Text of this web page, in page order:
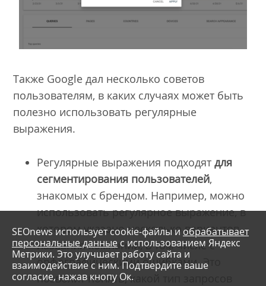
Также Google дал несколько советов
пользователям, в каких случаях может быть
полезно использовать регулярные
выражения.
Регулярные выражения подходятдля
сегментирования пользователей,
знакомых с брендом. Например, можно
использовать регулярное выражение, в
котором указано несколько вариантов
названия компании, в том числе с
орфографическими ошибками. Это
позволит понять, какой тип запросов
SEOnews использует cookie-файлы и обрабатывает
персональные данные с использованием Яндекс
Метрики. Это улучшает работу сайта и
взаимодействие с ним. Подтвердите ваше
согласие, нажав кнопу Ок.